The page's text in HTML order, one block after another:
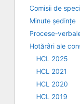
Comisii de
Minute ședințe
Procese-
Hotărâri ale
HCL 2025
HCL 2021
HCL 2020
HCL 2019